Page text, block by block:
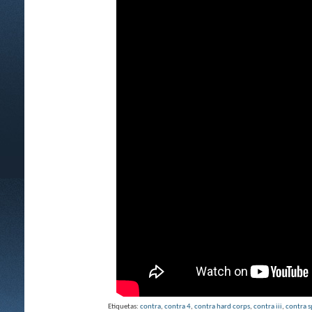
Etiquetas: contra, contra 4, contra hard corps, contra iii, contra